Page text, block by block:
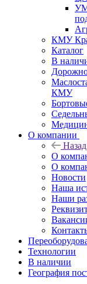
КМУ
Каталог
В
КМУ
О компании
Назад
О
О
Новости
Наша
Наши
Технологии
В наличии
География